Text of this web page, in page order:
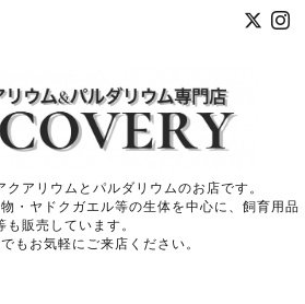
クアリウムとパルダリウムのお店です。
・ヤドクガエル等の生体を中心に、飼育用品
も販売しています。
もお気軽にご来店ください。